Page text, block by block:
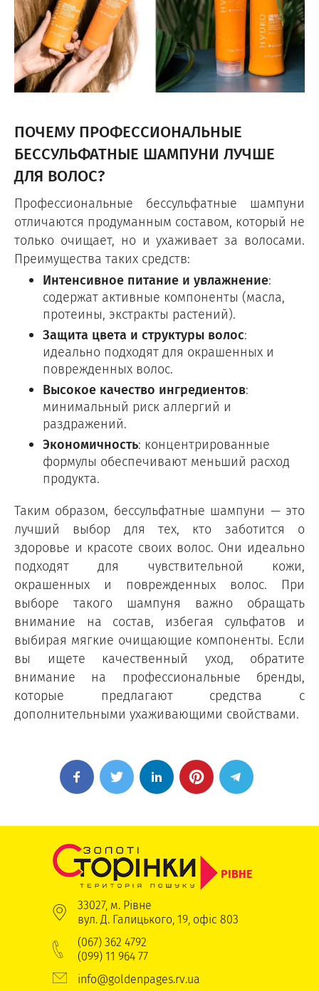
ПОЧЕМУ ПРОФЕССИОНАЛЬНЫЕ
БЕССУЛЬФАТНЫЕ ШАМПУНИ ЛУЧШЕ
ДЛЯ ВОЛОС?
Профессиональные бессульфатные шампуни
отличаются продуманным составом, который не
только очищает, но и ухаживает за волосами.
Преимущества таких средств:
Интенсивное питание и увлажнение:
содержат активные компоненты (масла,
протеины, экстракты растений).
Защита цвета и структуры волос:
идеально подходят для окрашенных и
поврежденных волос.
Высокое качество ингредиентов:
минимальный риск аллергий и
раздражений.
Экономичность: концентрированные
формулы обеспечивают меньший расход
продукта.
Таким образом, бессульфатные шампуни — это
лучший выбор для тех, кто заботится о
здоровье и красоте своих волос. Они идеально
подходят для чувствительной кожи,
окрашенных и поврежденных волос. При
выборе такого шампуня важно обращать
внимание на состав, избегая сульфатов и
выбирая мягкие очищающие компоненты. Если
вы ищете качественный уход, обратите
внимание на профессиональные бренды,
которые предлагают средства с
дополнительными ухаживающими свойствами.
РІВНЕ
33027, м. Рівне
вул. Д. Галицького, 19, офіс 803
(067) 362 4792
(099) 11 964 77
info@goldenpages.rv.ua